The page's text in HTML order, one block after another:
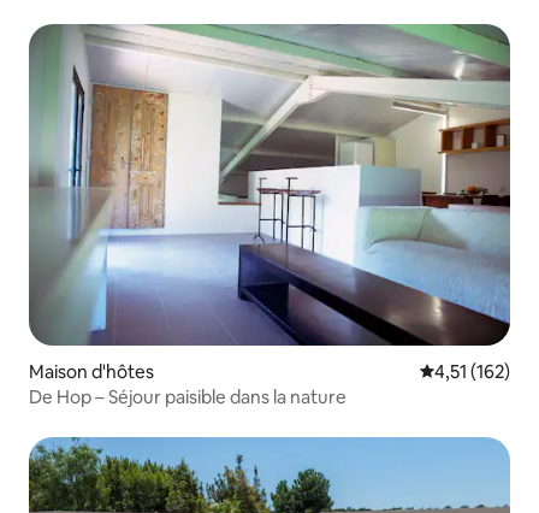
Maison d'hôtes Évaluation
4,51 (162)
De Hop – Séjour paisible dans la nature